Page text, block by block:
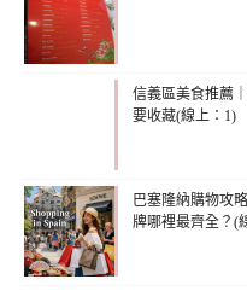
信義區美食推薦
要收藏(線上：1)
巴塞隆納購物攻
牌哪裡最齊全？(